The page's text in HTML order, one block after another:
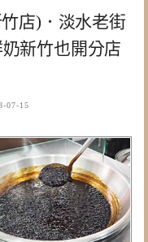
店)．淡水老街
新竹也開分店
07-15